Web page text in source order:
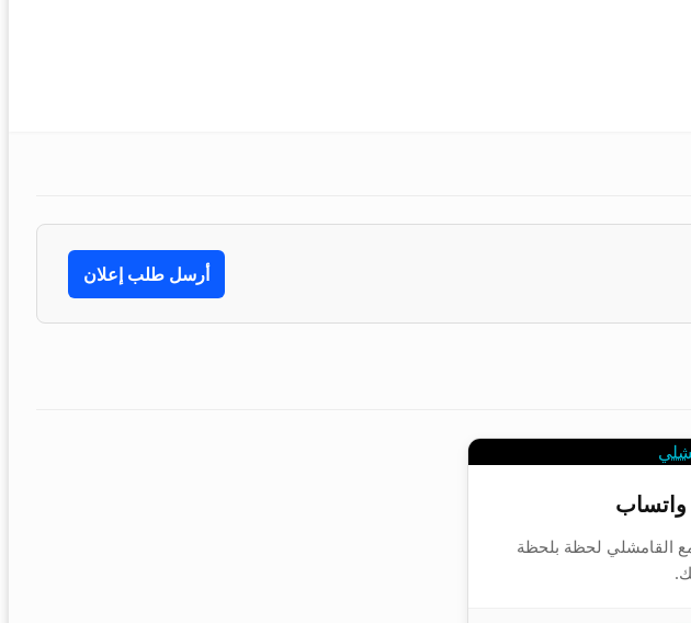
أرسل طلب إعلان
واتساب
القامشلي لحظة بلحظة